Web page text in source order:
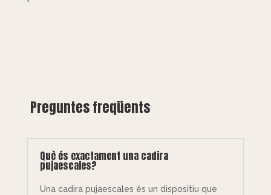
Preguntes freqüents
Què és exactament una cadira
pujaescales?
Una cadira pujaescales és un dispositiu que